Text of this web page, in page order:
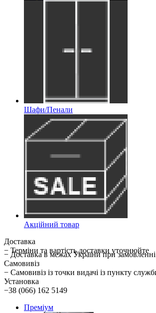
Шафи/Пенали
Акційний товар
Доставка
− Терміни та вартість доставки уточнюйте
− Доставка в межах України при
Самовивіз
− Самовивіз із точки видачі із пункту
Установка
−38 (066) 162 5149
Преміум